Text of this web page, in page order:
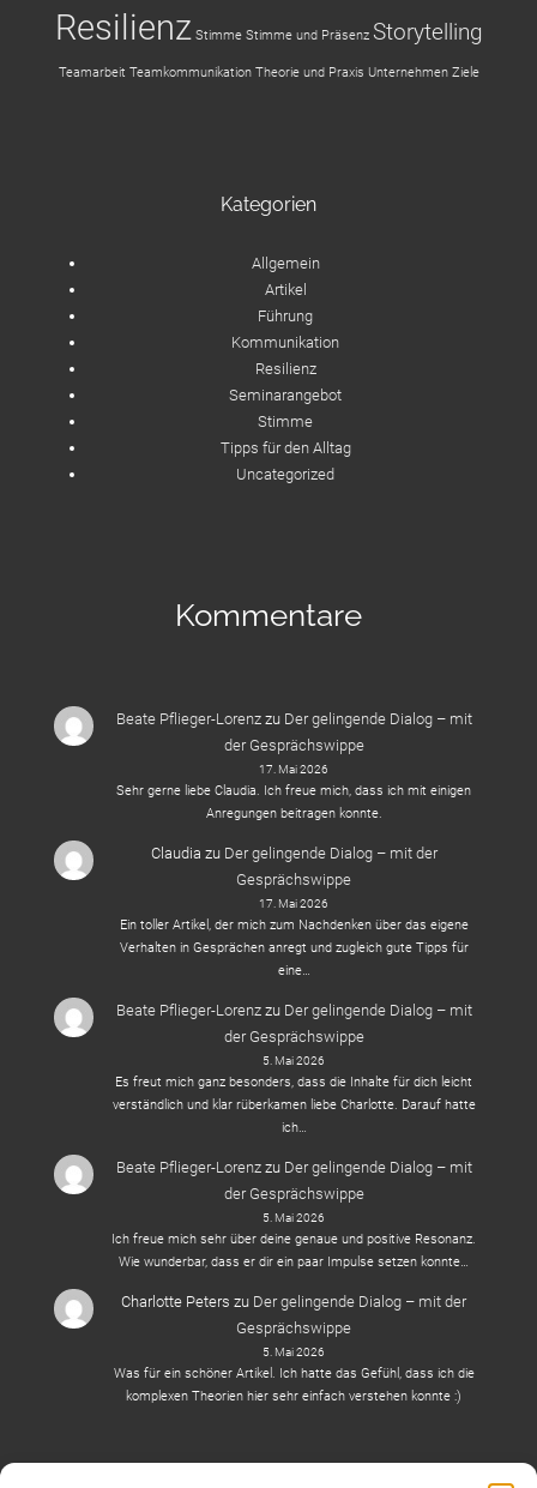
Resilienz Stimme Stimme und Präsenz Storytelling
Teamarbeit Teamkommunikation Theorie und Praxis Unternehmen Ziele
Kategorien
Allgemein
Artikel
Führung
Kommunikation
Resilienz
Seminarangebot
Stimme
Tipps für den Alltag
Uncategorized
Kommentare
Beate Pflieger-Lorenzzu Der gelingende Dialog – mit
der Gesprächswippe
17. Mai 2026
Sehr gerne liebe Claudia. Ich freue mich, dass ich mit einigen
Anregungen beitragen konnte.
Claudia zu Der gelingende Dialog – mit der
Gesprächswippe
17. Mai 2026
Ein toller Artikel, der mich zum Nachdenken über das eigene
Verhalten in Gesprächen anregt und zugleich gute Tipps für
eine…
Beate Pflieger-Lorenzzu Der gelingende Dialog – mit
der Gesprächswippe
5. Mai 2026
Es freut mich ganz besonders, dass die Inhalte für dich leicht
verständlich und klar rüberkamen liebe Charlotte. Darauf hatte
ich…
Beate Pflieger-Lorenzzu Der gelingende Dialog – mit
der Gesprächswippe
5. Mai 2026
Ich freue mich sehr über deine genaue und positive Resonanz.
Wie wunderbar, dass er dir ein paar Impulse setzen konnte…
Charlotte Peters zu Der gelingende Dialog – mit der
Gesprächswippe
5. Mai 2026
Was für ein schöner Artikel. Ich hatte das Gefühl, dass ich die
komplexen Theorien hier sehr einfach verstehen konnte :)